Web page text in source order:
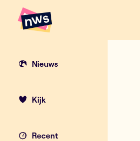
Nieuws
Kijk
Recent